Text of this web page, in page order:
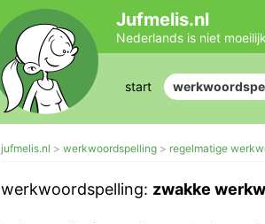
Jufmelis.nl
Nederlands is niet
start
jufmelis.nl werkwoordspelling regelmatige
werkwoordspelling: zwakke